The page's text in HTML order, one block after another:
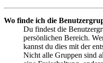
Wo finde ich die
Du findest die
persönlichen Bereich.
kannst du dies mit der
Nicht alle Gruppen sind